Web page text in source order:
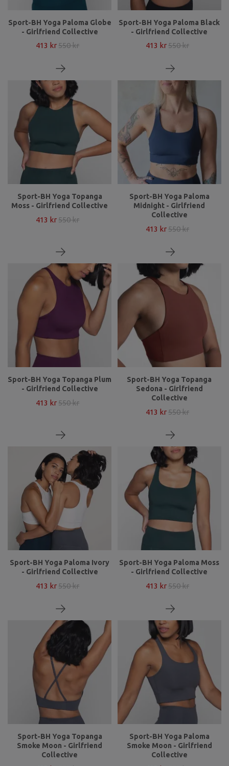
Sport-BH Yoga Paloma Globe
- Girlfriend Collective
413 kr 550 kr
Sport-BH Yoga Paloma Black
- Girlfriend Collective
413 kr550 kr
Sport-BH Yoga Topanga
Moss - Girlfriend Collective
413 kr 550 kr
Sport-BH Yoga Paloma
Midnight - Girlfriend
Collective
413 kr550 kr
Sport-BH Yoga Topanga Plum
- Girlfriend Collective
413 kr 550 kr
Sport-BH Yoga Topanga
Sedona - Girlfriend
Collective
413 kr550 kr
Sport-BH Yoga Paloma Ivory
- Girlfriend Collective
413 kr 550 kr
Sport-BH Yoga Paloma Moss
- Girlfriend Collective
413 kr550 kr
Sport-BH Yoga Topanga
Smoke Moon - Girlfriend
Collective
Sport-BH Yoga Paloma
Smoke Moon - Girlfriend
Collective